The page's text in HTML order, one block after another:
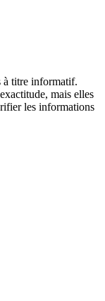
à titre informatif.
mais elles
les informations